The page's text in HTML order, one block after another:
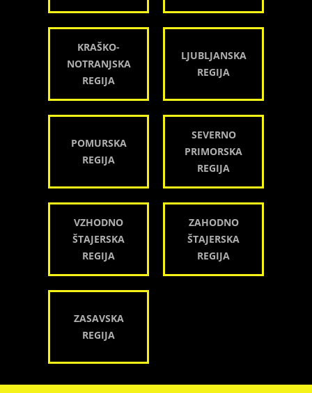
KRAŠKO-
NOTRANJSKA
REGIJA
LJUBLJANSKA
REGIJA
POMURSKA
REGIJA
SEVERNO
PRIMORSKA
REGIJA
VZHODNO
ŠTAJERSKA
REGIJA
ZAHODNO
ŠTAJERSKA
REGIJA
ZASAVSKA
REGIJA